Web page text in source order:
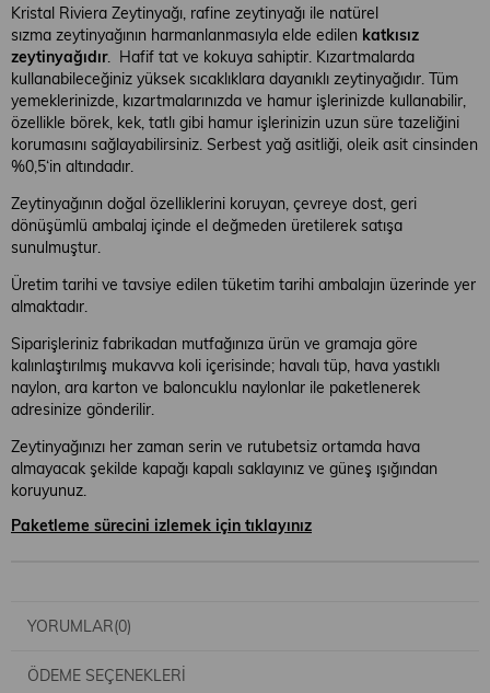
Kristal Riviera Zeytinyağı, rafine zeytinyağı ile natürel
sızma zeytinyağının harmanlanmasıyla elde edilen katkısız
zeytinyağıdır. Hafif tat ve kokuya sahiptir. Kızartmalarda
kullanabileceğiniz yüksek sıcaklıklara dayanıklı zeytinyağıdır. Tüm
yemeklerinizde, kızartmalarınızda ve hamur işlerinizde kullanabilir,
özellikle börek, kek, tatlı gibi hamur işlerinizin uzun süre tazeliğini
korumasını sağlayabilirsiniz. Serbest yağ asitliği, oleik asit cinsinden
%0,5‘in altındadır.
Zeytinyağının doğal özelliklerini koruyan, çevreye dost, geri
dönüşümlü ambalaj içinde el değmeden üretilerek satışa
sunulmuştur.
Üretim tarihi ve tavsiye edilen tüketim tarihi ambalajın üzerinde yer
almaktadır.
Siparişleriniz fabrikadan mutfağınıza ürün ve gramaja göre
kalınlaştırılmış mukavva koli içerisinde; havalı tüp, hava yastıklı
naylon, ara karton ve baloncuklu naylonlar ile paketlenerek
adresinize gönderilir.
Zeytinyağınızı her zaman serin ve rutubetsiz ortamda hava
almayacak şekilde kapağı kapalı saklayınız ve güneş ışığından
koruyunuz.
Paketleme sürecini izlemek için tıklayınız
YORUMLAR(0)
ÖDEME SEÇENEKLERI